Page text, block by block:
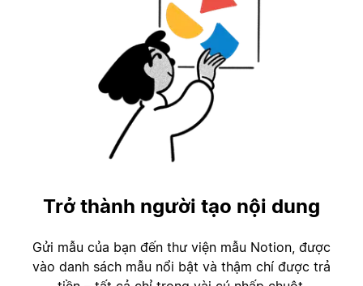
Trở thành người tạo nội dung
Gửi mẫu của bạn đến thư viện mẫu Notion, được
vào danh sách mẫu nổi bật và thậm chí được trả